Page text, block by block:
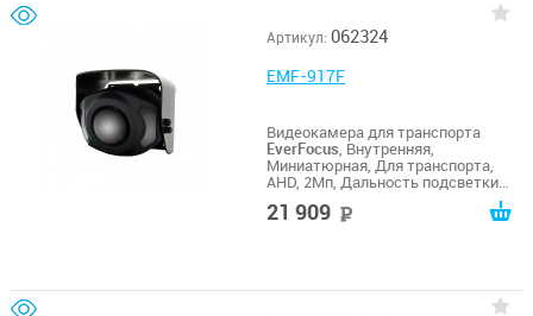
Артикул: 062324
EMF-917F
Видеокамера для транспорта
EverFocus , Внутренняя,
Миниатюрная, Для транспорта,
AHD, 2Мп, Дальность подсветки
21 909